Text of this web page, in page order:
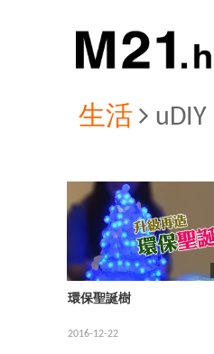
生活 uDIY
環保聖誕樹
2016-12-22